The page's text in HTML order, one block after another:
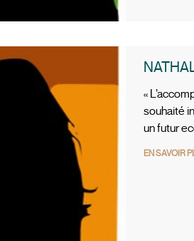
«
souhaité
un futur
EN SAVOIR